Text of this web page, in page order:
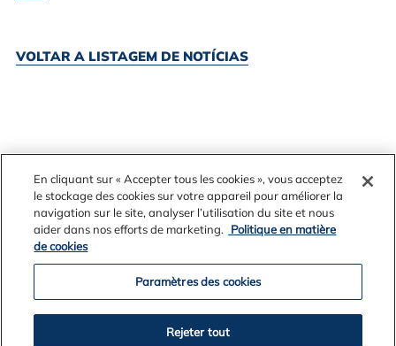
VOLTAR A LISTAGEM DE NOTÍCIAS
En cliquant sur « Accepter tous les cookies », vous acceptez
le stockage des cookies sur votre appareil pour améliorer la
navigation sur le site, analyser l’utilisation du site et nous
aider dans nos efforts de marketing.
Politique en matière
de cookies
Paramètres des cookies
Rejeter tout